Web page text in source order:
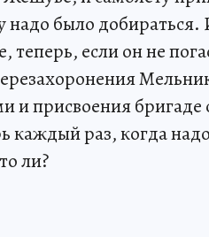
надо было
если он не
и присвоения бригаде
каждый раз, когда
ли?